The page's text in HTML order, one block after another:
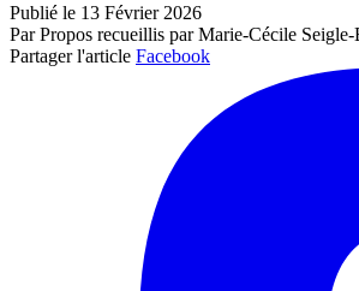
Publié le 13 Février 2026
Par Propos recueillis par Marie-Cécile
Partager l'article Facebook